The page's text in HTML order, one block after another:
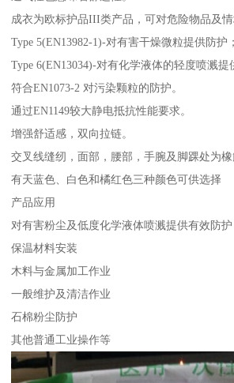
成衣为欧标护品III类产品，可对危险物品及情
Type 5(EN13982-1)-对有害干燥微粒提供防护；
Type 6(EN13034)-对有化学液体的轻度喷溅提
符合EN1073-2 对污染颗粒的防护。
通过EN1149较大静电抵抗性能要求。
增强舒适感，双向拉链。
交叉线缝纫，面部，腰部，手腕及脚踝处为橡
有天蓝色、白色和橘红色三种颜色可供选择
产品应用
对有害粉尘及低度化学液体喷溅提供有效防护
保温材料安装
木料与金属加工作业
一般维护及清洁作业
石棉粉尘防护
其他普通工业操作等